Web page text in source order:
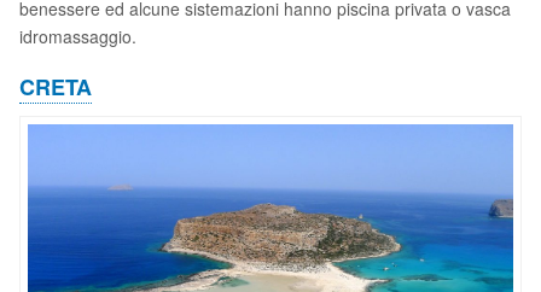
benessere ed alcune sistemazioni hanno piscina privata o vasca
idromassaggio.
CRETA